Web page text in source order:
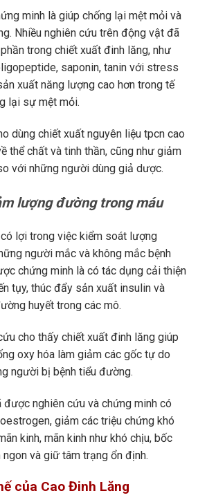
minh là giúp chống lại mệt mỏi và
Nhiều nghiên cứu trên động vật đã
trong chiết xuất đinh lăng, như
saponin, tanin với stress
xuất năng lượng cao hơn trong tế
lại sự mệt mỏi.
dùng chiết xuất nguyên liệu tpcn cao
thể chất và tinh thần, cũng như giảm
với những người dùng giả dược.
lượng đường trong máu
lợi trong việc kiểm soát lượng
người mắc và không mắc bệnh
chứng minh là có tác dụng cải thiện
tụy, thúc đẩy sản xuất insulin và
huyết trong các mô.
cho thấy chiết xuất đinh lăng giúp
oxy hóa làm giảm các gốc tự do
người bị bệnh tiểu đường.
nghiên cứu và chứng minh có
giảm các triệu chứng khó
kinh, mãn kinh như khó chịu, bốc
và giữ tâm trạng ổn định.
của Cao Đinh Lăng